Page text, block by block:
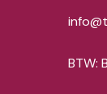
BTW: